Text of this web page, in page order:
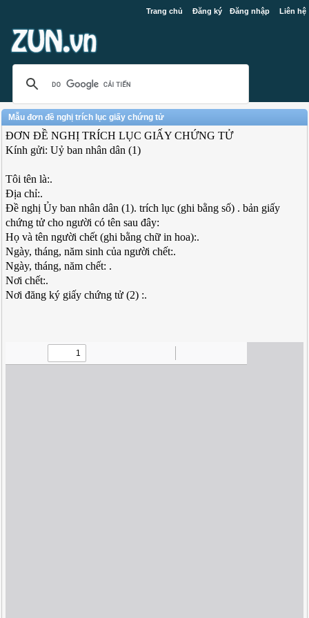
Trang chủ Đăng ký Đăng nhập Liên hệ
Mẫu đơn đề nghị trích lục giấy chứng tử
ĐƠN ĐỀ NGHỊ TRÍCH LỤC GIẤY CHỨNG TỬ
Kính gửi: Uỷ ban nhân dân (1)
Tôi tên là:.
Địa chỉ:.
Đề nghị Ủy ban nhân dân (1). trích lục (ghi bằng số) . bản giấy
chứng tử cho người có tên sau đây:
Họ và tên người chết (ghi bằng chữ in hoa):.
Ngày, tháng, năm sinh của người chết:.
Ngày, tháng, năm chết: .
Nơi chết:.
Nơi đăng ký giấy chứng tử (2) :.